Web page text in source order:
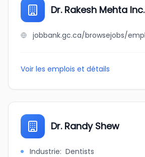
Dr. Rakesh Mehta Inc.
Voir les emplois et détails
Dr. Randy Shew
Industrie: Dentists